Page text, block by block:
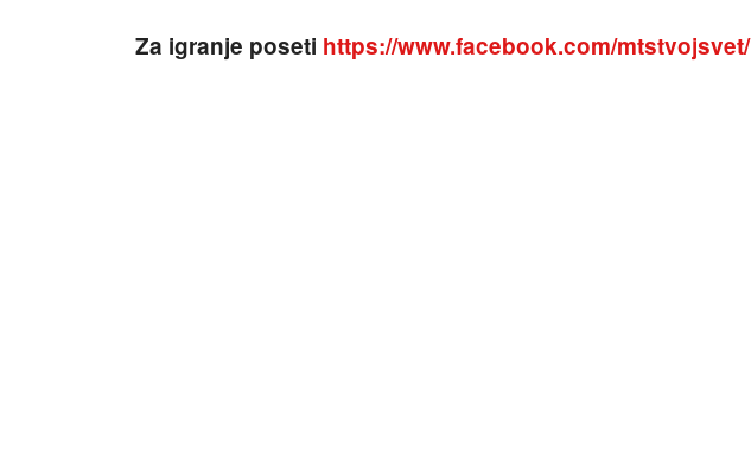
Za igranje poseti https://www.facebook.com/mtstvojsvet/